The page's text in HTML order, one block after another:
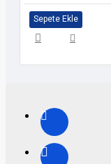
Sepete Ekle